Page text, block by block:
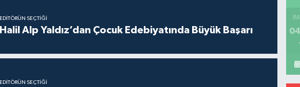
EDITÖRÜN SEÇTIĞI
Halil Alp Yaldız’dan Çocuk Edebiyatında Büyük Başarı
EDITÖRÜN SEÇTIĞI